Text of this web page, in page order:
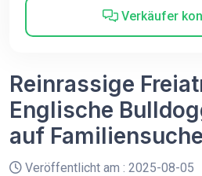
Verkäufer
Reinrassige
Englische
auf Familiensuche
Veröffentlicht am : 2025-08-05